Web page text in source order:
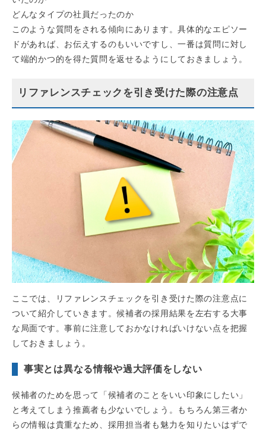
どんなタイプの社員だったのか
このような質問をされる傾向にあります。具体的なエピソー
ドがあれば、お伝えするのもいいですし、一番は質問に対し
て端的かつ的を得た質問を返せるようにしておきましょう。
リファレンスチェックを引き受けた際の注意点
ここでは、リファレンスチェックを引き受けた際の注意点に
ついて紹介していきます。候補者の採用結果を左右する大事
な局面です。事前に注意しておかなければいけない点を把握
しておきましょう。
事実とは異なる情報や過大評価をしない
候補者のためを思って「候補者のことをいい印象にしたい」
と考えてしまう推薦者も少ないでしょう。もちろん第三者か
らの情報は貴重なため、採用担当者も魅力を知りたいはずで